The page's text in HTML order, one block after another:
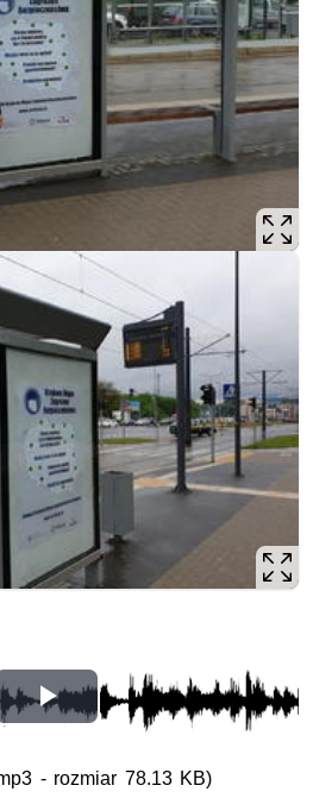
Odtwórz
wideo
- rozmiar 78.13 KB)